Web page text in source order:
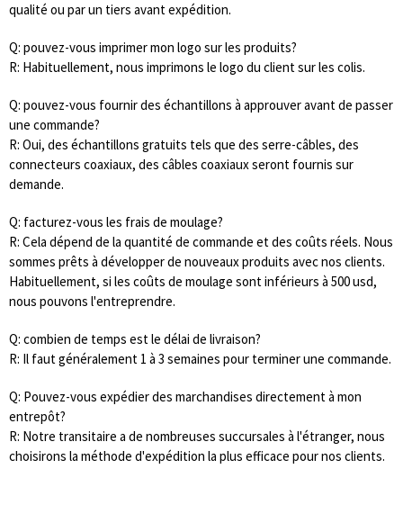
qualité ou par un tiers avant expédition.
Q: pouvez-vous imprimer mon logo sur les produits?
R: Habituellement, nous imprimons le logo du client sur les colis.
Q: pouvez-vous fournir des échantillons à approuver avant de passer
une commande?
R: Oui, des échantillons gratuits tels que des serre-câbles, des
connecteurs coaxiaux, des câbles coaxiaux seront fournis sur
demande.
Q: facturez-vous les frais de moulage?
R: Cela dépend de la quantité de commande et des coûts réels. Nous
sommes prêts à développer de nouveaux produits avec nos clients.
Habituellement, si les coûts de moulage sont inférieurs à 500 usd,
nous pouvons l'entreprendre.
Q: combien de temps est le délai de livraison?
R: Il faut généralement 1 à 3 semaines pour terminer une commande.
Q: Pouvez-vous expédier des marchandises directement à mon
entrepôt?
R: Notre transitaire a de nombreuses succursales à l'étranger, nous
choisirons la méthode d'expédition la plus efficace pour nos clients.